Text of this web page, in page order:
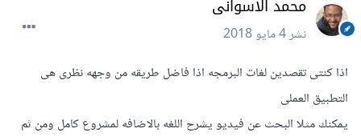
محمد الاسوانى
نشر4 مايو 2018
اذا كنتى تقصدين لغات البرمجه اذا فاضل طريقه من وجهه نظرى هى
التطبيق العملى
يمكنك مثلا البحث عن فيديو يشرح اللغه بالاضافه لمشروع كامل ومن ثم